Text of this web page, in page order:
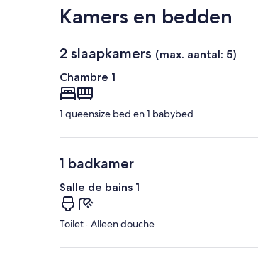
Kamers en bedden
2 slaapkamers (max. aantal: 5)
Chambre 1
1 queensize bed en 1 babybed
1 badkamer
Salle de bains 1
Toilet · Alleen douche